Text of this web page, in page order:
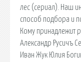
лес (сериал). Наш
способ подбора и
Кому принадлежит
Александр Русичъ
Иван Жук Юлия